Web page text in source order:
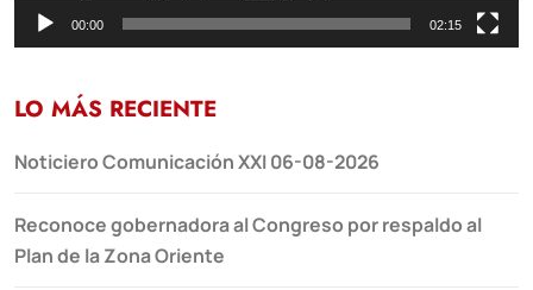
00:00 02:15
LO MÁS RECIENTE
Noticiero Comunicación XXI 06-08-2026
Reconoce gobernadora al Congreso por respaldo al
Plan de la Zona Oriente